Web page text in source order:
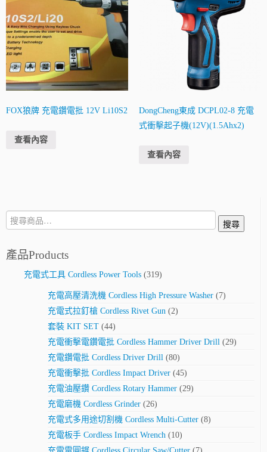
FOX狼牌 充電鑽電批 12V Li10S2
查看內容
DongCheng東成 DCPL02-8 充電
式衝擊起子機(12V)(1.5Ahx2)
查看內容
搜
尋:
搜尋
產品Products
充電式工具 Cordless Power Tools (319)
充電高壓清洗機 Cordless High Pressure Washer (7)
充電式拉釘槍 Cordless Rivet Gun (2)
套裝 KIT SET (44)
充電衝擊電鑽電批 Cordless Hammer Driver Drill (29)
充電鑽電批 Cordless Driver Drill (80)
充電衝擊批 Cordless Impact Driver (45)
充電油壓鑽 Cordless Rotary Hammer (29)
充電磨機 Cordless Grinder (26)
充電式多用途切割機 Cordless Multi-Cutter (8)
充電板手 Cordless Impact Wrench (10)